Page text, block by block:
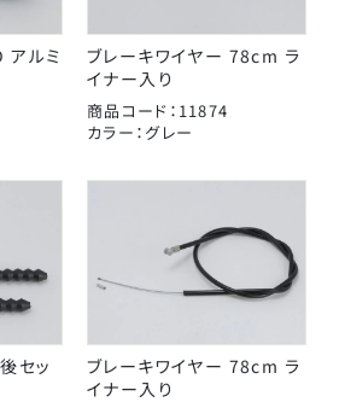
アルミ
ブレーキワイヤー 78cm ラ
イナー入り
商品コード：11874
カラー：グレー
セッ
ブレーキワイヤー 78cm ラ
イナー入り